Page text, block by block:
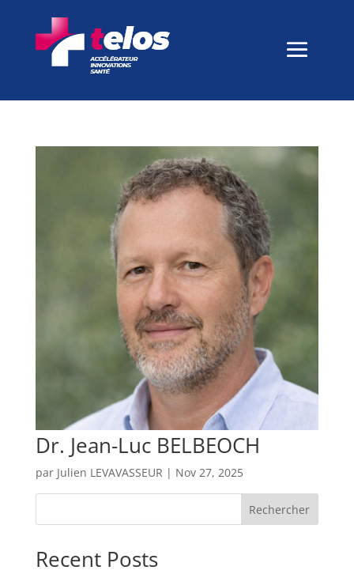
Dr. Jean-Luc BELBEOCH
par Julien LEVAVASSEUR | Nov 27, 2025
Rechercher
Recent Posts